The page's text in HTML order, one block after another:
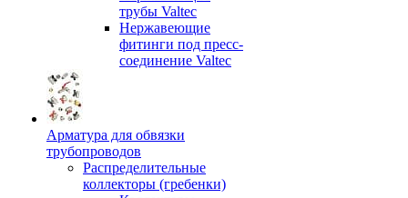
трубы Valtec
Нержавеющие
фитинги под пресс-
соединение Valtec
Арматура для обвязки
трубопроводов
Распределительные
коллекторы (гребенки)